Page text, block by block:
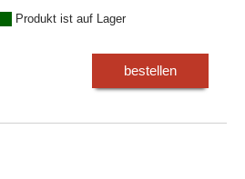
Produkt ist auf Lager
bestellen